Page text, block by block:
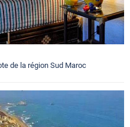
de la région Sud Maroc